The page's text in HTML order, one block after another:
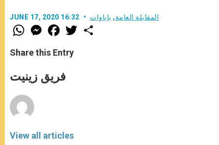
JUNE 17, 2020 16:32 المقابلة العامة, باباوات
W
h
t
s
p
p
M
e
s
e
g
e
F
a
e
b
o
k
T
w
Share this Entry
فريق زينيت
View all articles